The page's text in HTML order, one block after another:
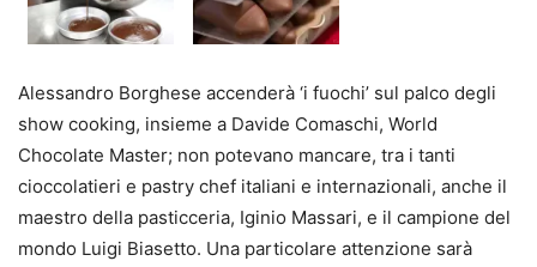
Alessandro Borghese accenderà ‘i fuochi’ sul palco degli
show cooking, insieme a Davide Comaschi, World
Chocolate Master; non potevano mancare, tra i tanti
cioccolatieri e pastry chef italiani e internazionali, anche il
maestro della pasticceria, Iginio Massari, e il campione del
mondo Luigi Biasetto. Una particolare attenzione sarà